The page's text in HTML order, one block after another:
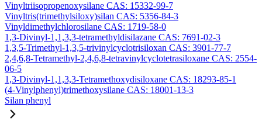
Vinyltriisopropenoxysilane CAS: 15332-99-7
Vinyltris(trimethylsiloxy)silan CAS: 5356-84-3
Vinyldimethylchlorosilane CAS: 1719-58-0
1,3-Divinyl-1,1,3,3-tetramethyldisilazane CAS: 7691-02-3
1,3,5-Trimethyl-1,3,5-trivinylcyclotrisiloxan CAS: 3901-77-7
2,4,6,8-Tetramethyl-2,4,6,8-tetravinylcyclotetrasiloxane CAS: 2554-
06-5
1,3-Divinyl-1,1,3,3-Tetramethoxydisiloxane CAS: 18293-85-1
(4-Vinylphenyl)trimethoxysilane CAS: 18001-13-3
Silan phenyl